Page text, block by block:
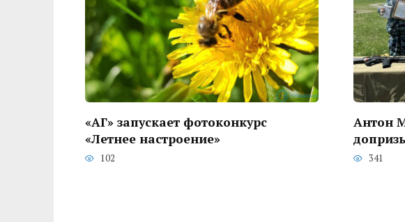
«АГ» запускает фотоконкурс
«Летнее настроение»
102
Антон
341